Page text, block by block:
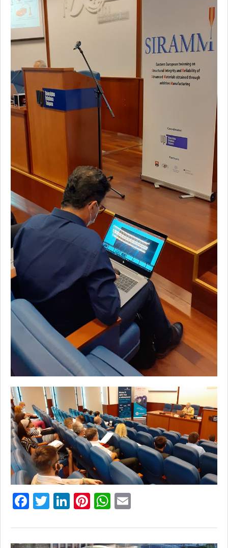
Facebook
Twitter
LinkedIn
Pinterest
WhatsApp